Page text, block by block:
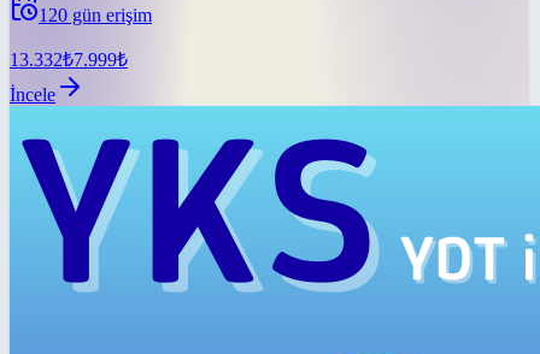
120 gün erişim
13.332₺7.999₺
İncele